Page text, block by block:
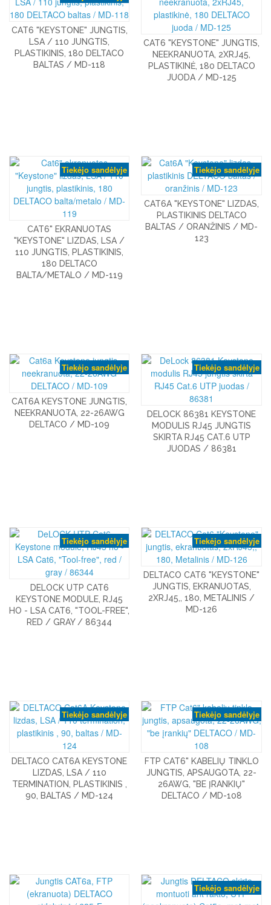
CAT6 "KEYSTONE" JUNGTIS,
LSA / 110 JUNGTIS,
PLASTIKINIS, 180 DELTACO
BALTAS / MD-118
CAT6 "KEYSTONE" JUNGTIS,
NEEKRANUOTA, 2XRJ45,
PLASTIKINĖ, 180 DELTACO
JUODA / MD-125
Tiekėjo sandėlyje
CAT6" EKRANUOTAS
"KEYSTONE" LIZDAS, LSA /
110 JUNGTIS, PLASTIKINIS,
180 DELTACO
BALTA/METALO / MD-119
Tiekėjo sandėlyje
CAT6A "KEYSTONE" LIZDAS,
PLASTIKINIS DELTACO
BALTAS / ORANŽINIS / MD-
123
Tiekėjo sandėlyje
CAT6A KEYSTONE JUNGTIS,
NEEKRANUOTA, 22-26AWG
DELTACO / MD-109
Tiekėjo sandėlyje
DELOCK 86381 KEYSTONE
MODULIS RJ45 JUNGTIS
SKIRTA RJ45 CAT.6 UTP
JUODAS / 86381
Tiekėjo sandėlyje
DELOCK UTP CAT6
KEYSTONE MODULE, RJ45
HO - LSA CAT6, "TOOL-FREE",
RED / GRAY / 86344
Tiekėjo sandėlyje
DELTACO CAT6 "KEYSTONE"
JUNGTIS, EKRANUOTAS,
2XRJ45,, 180, METALINIS /
MD-126
Tiekėjo sandėlyje
DELTACO CAT6A KEYSTONE
LIZDAS, LSA / 110
TERMINATION, PLASTIKINIS ,
90, BALTAS / MD-124
Tiekėjo sandėlyje
FTP CAT6" KABELIŲ TINKLO
JUNGTIS, APSAUGOTA, 22-
26AWG, "BE ĮRANKIŲ"
DELTACO / MD-108
Tiekėjo sandėlyje